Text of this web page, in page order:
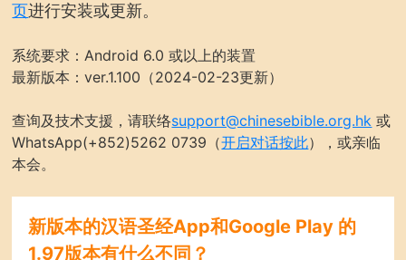
页进行安装或更新。
系统要求：Android 6.0 或以上的装置
最新版本：ver.1.100（2024-02-23更新）
查询及技术支援，请联络support@chinesebible.org.hk 或
WhatsApp(+852)5262 0739（开启对话按此），或亲临
本会。
新版本的汉语圣经App和Google Play 的
1.97版本有什么不同？